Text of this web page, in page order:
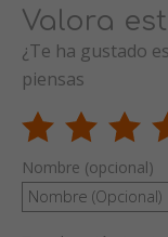
Valora
¿Te ha gustado
piensas
Nombre (opcional)